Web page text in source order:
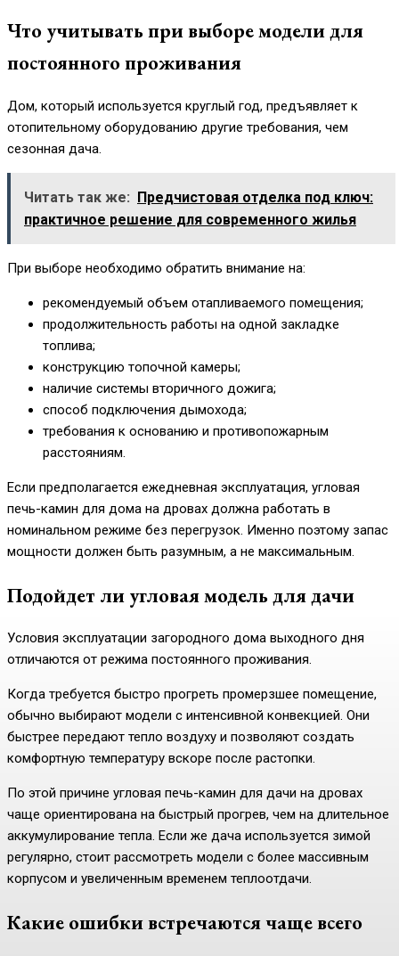
Что учитывать при выборе модели для
постоянного проживания
Дом, который используется круглый год, предъявляет к
отопительному оборудованию другие требования, чем
сезонная дача.
Читать так же: Предчистовая отделка под ключ:
практичное решение для современного жилья
При выборе необходимо обратить внимание на:
рекомендуемый объем отапливаемого помещения;
продолжительность работы на одной закладке
топлива;
конструкцию топочной камеры;
наличие системы вторичного дожига;
способ подключения дымохода;
требования к основанию и противопожарным
расстояниям.
Если предполагается ежедневная эксплуатация, угловая
печь-камин для дома на дровах должна работать в
номинальном режиме без перегрузок. Именно поэтому запас
мощности должен быть разумным, а не максимальным.
Подойдет ли угловая модель для дачи
Условия эксплуатации загородного дома выходного дня
отличаются от режима постоянного проживания.
Когда требуется быстро прогреть промерзшее помещение,
обычно выбирают модели с интенсивной конвекцией. Они
быстрее передают тепло воздуху и позволяют создать
комфортную температуру вскоре после растопки.
По этой причине угловая печь-камин для дачи на дровах
чаще ориентирована на быстрый прогрев, чем на длительное
аккумулирование тепла. Если же дача используется зимой
регулярно, стоит рассмотреть модели с более массивным
корпусом и увеличенным временем теплоотдачи.
Какие ошибки встречаются чаще всего